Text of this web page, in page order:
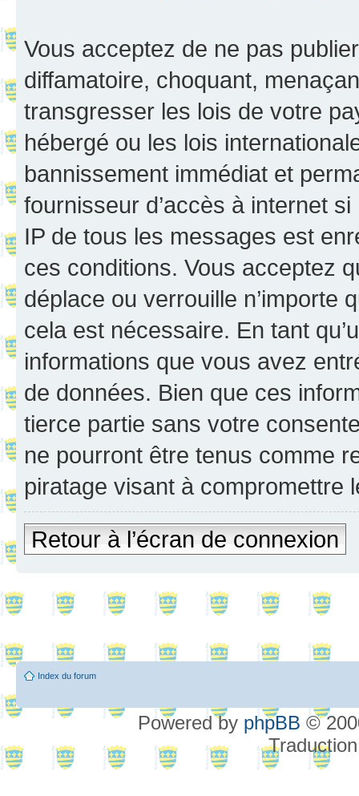
Vous acceptez de ne pas
diffamatoire, choquant,
transgresser les lois de votre
hébergé ou les lois
bannissement immédiat et
fournisseur d’accès à internet
IP de tous les messages est
ces conditions. Vous acceptez
déplace ou verrouille n’importe
cela est nécessaire. En tant
informations que vous avez
de données. Bien que ces
tierce partie sans votre
ne pourront être tenus comme
piratage visant à compromettre
Retour à l’écran de connexion
Index du forum
Powered by phpBB ©